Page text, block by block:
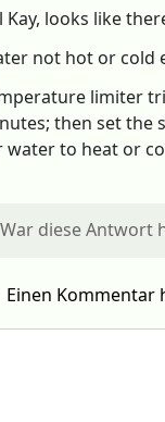
Kay, looks like
not hot or cold
limiter
then set the
water to heat or
War diese Antwort
Einen Kommentar